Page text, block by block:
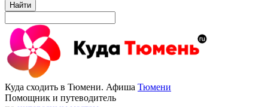
Найти
Куда сходить в Тюмени. Афиша Тюмени
Помощник и путеводитель